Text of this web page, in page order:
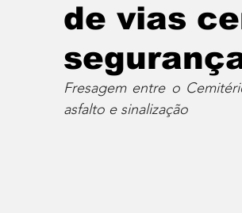
Dois cafés e a conta Angra
Resende Volta
de vias
Fresagem entre o
asfalto e sinalização